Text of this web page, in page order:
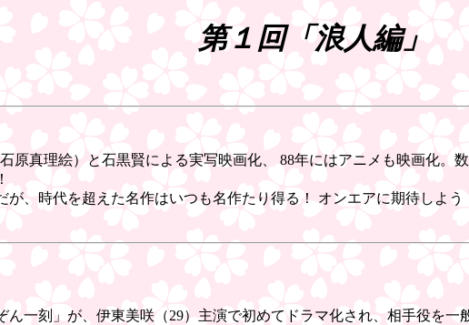
第１回「浪人編」
原真理絵）と石黒賢による実写映画化、 88年にはアニメも映画化。
、時代を超えた名作はいつも名作たり得る！ オンエアに期待しよう
ん一刻」が、伊東美咲（29）主演で初めてドラマ化され、相手役を